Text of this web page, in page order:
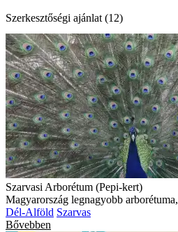
Szerkesztőségi ajánlat (12)
Szarvasi Arborétum (Pepi-kert)
Magyarország legnagyobb
Dél-Alföld Szarvas
Bővebben